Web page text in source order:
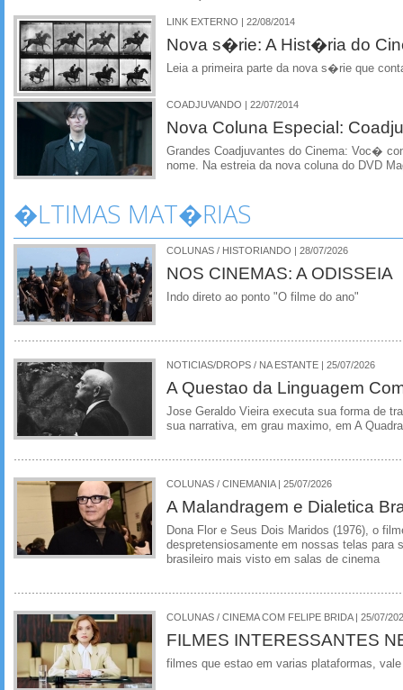
LINK EXTERNO | 22/08/2014
Nova s�rie: A Hist�ria do
Leia a primeira parte da nova s�rie que
COADJUVANDO | 22/07/2014
Nova Coluna Especial:
Grandes Coadjuvantes do Cinema: Voc�
nome. Na estreia da nova coluna do DVD
�LTIMAS MAT�RIAS
COLUNAS / HISTORIANDO | 28/07/2026
NOS CINEMAS: A ODISSEIA
Indo direto ao ponto "O filme do ano"
NOTICIAS/DROPS / NA ESTANTE | 25/07/2026
A Questao da Linguagem
Jose Geraldo Vieira executa sua forma de
sua narrativa, em grau maximo, em A
COLUNAS / CINEMANIA | 25/07/2026
A Malandragem e Dialetica
Dona Flor e Seus Dois Maridos (1976), o
despretensiosamente em nossas telas para
brasileiro mais visto em salas de cinema
COLUNAS / CINEMA COM FELIPE BRIDA | 25/07/
FILMES INTERESSANTES
filmes que estao em varias plataformas,